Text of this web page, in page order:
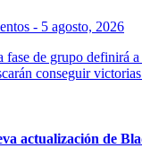
- 5 agosto, 2026
fase de grupo definirá
conseguir
actualización de